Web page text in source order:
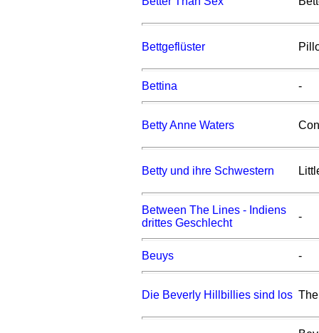
Bettgeflüster
Bettina -
Betty Anne Waters
Betty und ihre Schwestern
Between The Lines - Indiens
drittes Geschlecht
-
Beuys -
Die Beverly Hillbillies sind los